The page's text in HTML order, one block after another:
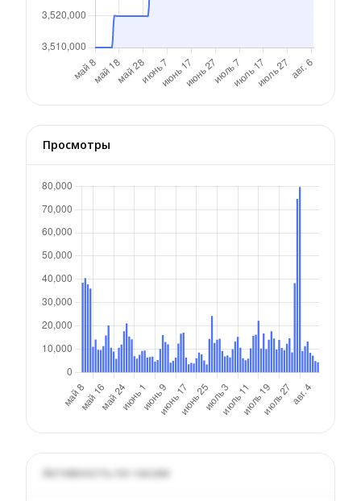
Просмотры
Активность по часам